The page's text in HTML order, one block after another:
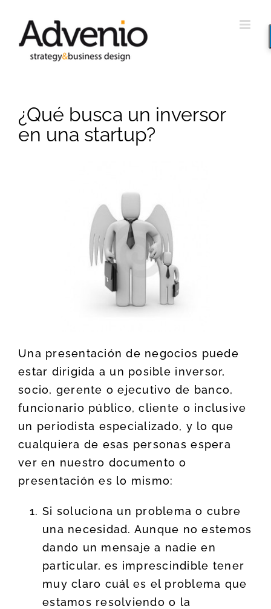
contenido
¿Qué busca un inversor
en una startup?
Una presentación de negocios puede
estar dirigida a un posible inversor,
socio, gerente o ejecutivo de banco,
funcionario público, cliente o inclusive
un periodista especializado, y lo que
cualquiera de esas personas espera
ver en nuestro documento o
presentación es lo mismo:
Si soluciona un problema o cubre
una necesidad. Aunque no estemos
dando un mensaje a nadie en
particular, es imprescindible tener
muy claro cuál es el problema que
estamos resolviendo o la